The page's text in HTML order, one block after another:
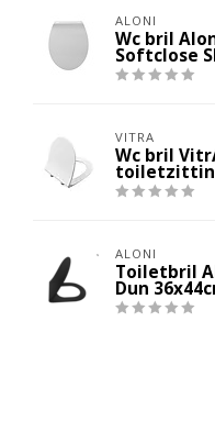
ALONI
Wc bril
Softclose
VITRA
Wc bril
ALONI
Toiletbril
Dun